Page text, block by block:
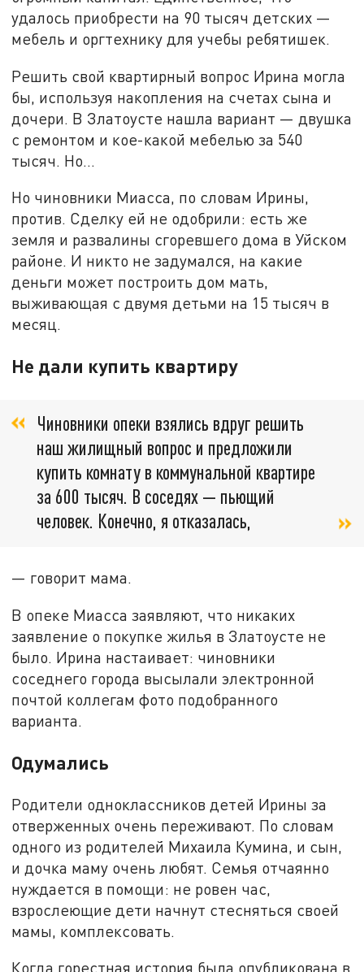
удалось приобрести на 90 тысяч детских —
мебель и оргтехнику для учебы ребятишек.
Решить свой квартирный вопрос Ирина могла
бы, используя накопления на счетах сына и
дочери. В Златоусте нашла вариант — двушка
с ремонтом и кое-какой мебелью за 540
тысяч. Но…
Но чиновники Миасса, по словам Ирины,
против. Сделку ей не одобрили: есть же
земля и развалины сгоревшего дома в Уйском
районе. И никто не задумался, на какие
деньги может построить дом мать,
выживающая с двумя детьми на 15 тысяч в
месяц.
Не дали купить квартиру
Чиновники опеки взялись вдруг решить
наш жилищный вопрос и предложили
купить комнату в коммунальной квартире
за 600 тысяч. В соседях — пьющий
человек. Конечно, я отказалась,
— говорит мама.
В опеке Миасса заявляют, что никаких
заявление о покупке жилья в Златоусте не
было. Ирина настаивает: чиновники
соседнего города высылали электронной
почтой коллегам фото подобранного
варианта.
Одумались
Родители одноклассников детей Ирины за
отверженных очень переживают. По словам
одного из родителей Михаила Кумина, и сын,
и дочка маму очень любят. Семья отчаянно
нуждается в помощи: не ровен час,
взрослеющие дети начнут стесняться своей
мамы, комплексовать.
Когда горестная история была опубликована в